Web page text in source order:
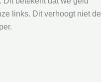
links. Dit verhoogt niet de